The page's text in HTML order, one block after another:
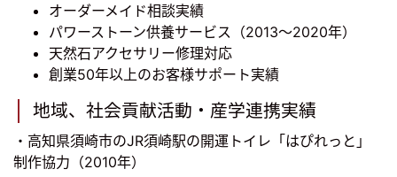
オーダーメイド相談実績
パワーストーン供養サービス（2013～2020年）
天然石アクセサリー修理対応
創業50年以上のお客様サポート実績
地域、社会貢献活動・産学連携実績
・高知県須崎市のJR須崎駅の開運トイレ「はぴれっと」
制作協力（2010年）